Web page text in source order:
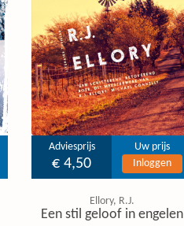
Adviesprijs
€ 4,50
Uw prijs
Inloggen
Ellory, R.J.
Een stil geloof in engelen